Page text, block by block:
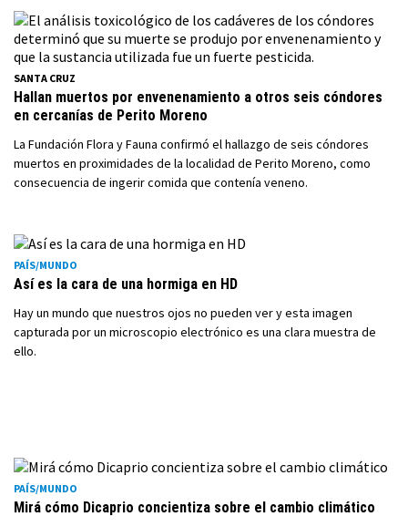
SANTA CRUZ
Hallan muertos por envenenamiento a otros seis cóndores
en cercanías de Perito Moreno
La Fundación Flora y Fauna confirmó el hallazgo de seis cóndores
muertos en proximidades de la localidad de Perito Moreno, como
consecuencia de ingerir comida que contenía veneno.
PAÍS/MUNDO
Así es la cara de una hormiga en HD
Hay un mundo que nuestros ojos no pueden ver y esta imagen
capturada por un microscopio electrónico es una clara muestra de
ello.
PAÍS/MUNDO
Mirá cómo Dicaprio concientiza sobre el cambio climático